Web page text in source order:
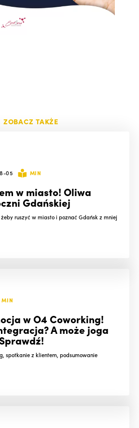
ZOBACZ TAKŻE
05 MIN
w miasto! Oliwa
Gdańskiej
ruszyć w miasto i poznać Gdańsk z mniej
MIN
w O4 Coworking!
A może joga
spotkanie z klientem, podsumowanie